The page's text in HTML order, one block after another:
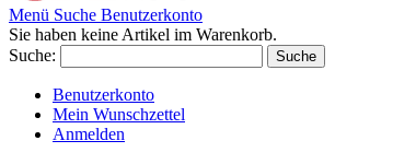
Menü Suche Benutzerkonto
Sie haben keine Artikel im Warenkorb.
Suche:
Suche
Benutzerkonto
Mein Wunschzettel
Anmelden